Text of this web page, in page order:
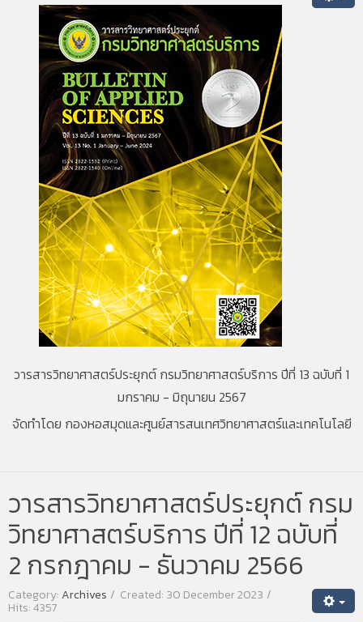
วารสารวิทยาศาสตร์ประยุกต์ กรมวิทยาศาสตร์บริการ ปีที่ 13 ฉบับที่ 1
มกราคม - มิถุนายน 2567
จัดทำโดย กองหอสมุดและศูนย์สารสนเทศวิทยาศาสตร์และเทคโนโลยี
วารสารวิทยาศาสตร์ประยุกต์ กรม
วิทยาศาสตร์บริการ ปีที่ 12 ฉบับที่
2 กรกฎาคม - ธันวาคม 2566
Category: Archives Created: 30 December 2023
Hits: 4357